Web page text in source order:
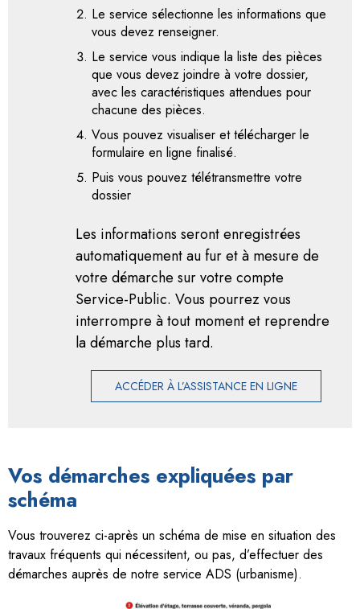
Le service sélectionne les informations que
vous devez renseigner.
Le service vous indique la liste des pièces
que vous devez joindre à votre dossier,
avec les caractéristiques attendues pour
chacune des pièces.
Vous pouvez visualiser et télécharger le
formulaire en ligne finalisé.
Puis vous pouvez télétransmettre votre
dossier
Les informations seront enregistrées
automatiquement au fur et à mesure de
votre démarche sur votre compte
Service-Public. Vous pourrez vous
interrompre à tout moment et reprendre
la démarche plus tard.
ACCÉDER À L’ASSISTANCE EN LIGNE
Vos démarches expliquées par
schéma
Vous trouverez ci-après un schéma de mise en situation des
travaux fréquents qui nécessitent, ou pas, d’effectuer des
démarches auprès de notre service ADS (urbanisme).